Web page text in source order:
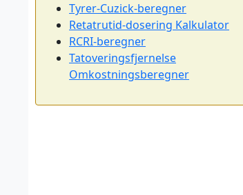
Tyrer-Cuzick-beregner
Retatrutid-dosering Kalkulator
RCRI-beregner
Tatoveringsfjernelse
Omkostningsberegner